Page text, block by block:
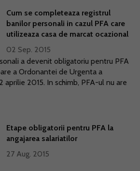
Cum se completeaza registrul
banilor personali in cazul PFA care
utilizeaza casa de marcat ocazional
02 Sep. 2015
a devenit obligatoriu pentru PFA
a Ordonantei de Urgenta a
aprilie 2015. In schimb, PFA-ul nu are
Etape obligatorii pentru PFA la
angajarea salariatilor
27 Aug. 2015